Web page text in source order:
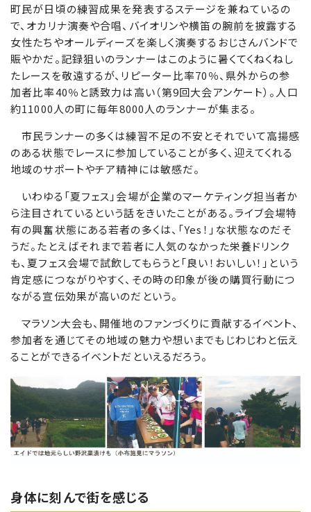
町民が日頃の練習成果を発表するステージを兼ねているの
で、オカリナ演奏や合唱、バイオリンや横笛の腕前を披露する
女性たちやオールディーズを楽しく演奏するおじさんバンドで
賑やかだ。記録狙いのランナーはこのように暑くてくねくねし
たレースを敬遠するが、リピーター比率70％、県外からの参
加者比率40％と誘致力は高い（第9回大会アンケート）。人口
約11000人の町に毎年8000人のランナーが集まる。
市民ランナーの多くは練習不足の不安とそれでいて高揚感
のある状態でレースに参加していることが多く、迎えてくれる
地域のサポートやチア精神には敏感だ。
いわゆる「夏フェス」会場が企業のマーケティング担当者か
ら注目されているという話をきいたことがある。ライブ会場特
有の興奮状態にある若者の多くは、「Yes！」な状態なのだそ
うだ。たとえばそれまで若者に人気のなかった栄養ドリンク
も、夏フェス会場で試飲してもらうと「良い！おいしい！」という
肯定感につながりやすく、その時の印象が後の購買行動につ
ながる宣伝効果が高いのだという。
マラソン大会も、開催地のファンづくりに貢献するイベント、
参加者を通じてその地域の魅力や想いまでもじわじわと伝え
ることができるイベントだといえるだろう。
身体に刻んで街を感じる